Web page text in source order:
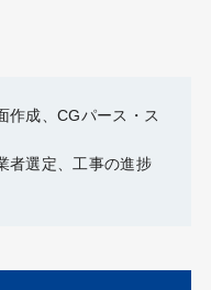
作成、CGパース・ス
者選定、工事の進捗